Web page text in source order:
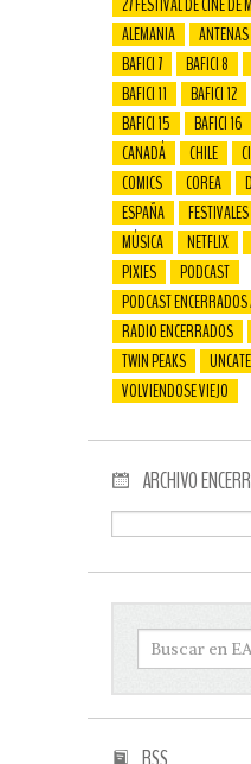
27 FESTIVAL DE CINE DE
ALEMANIA
BAFICI 7
BAFICI 8
BAFICI 11
BAFICI 12
BAFICI 15
BAFICI 16
CANADÁ
CHILE
COMICS
COREA
ESPAÑA
FESTIVALES
MÚSICA
NETFLIX
PIXIES
PODCAST
PODCAST
RADIO ENCERRADOS
TWIN PEAKS
VOLVIENDOSE VIEJO
ARCHIVO